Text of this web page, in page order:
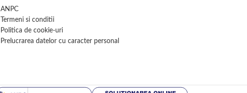
ANPC
Termeni si conditii
Politica de cookie-uri
Prelucrarea datelor cu caracter personal